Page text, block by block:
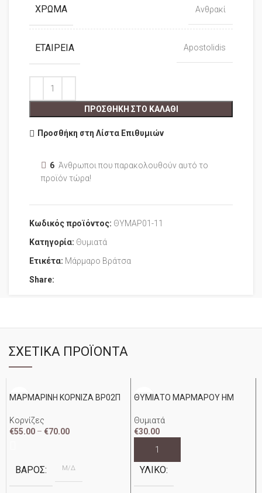
ΧΡΏΜΑ Ανθρακί
ΕΤΑΙΡΕΊΑ Apostolidis
ΠΡΟΣΘΉΚΗ ΣΤΟ ΚΑΛΆΘΙ
Προσθήκη στη Λίστα Επιθυμιών
6 Άνθρωποι που παρακολουθούν αυτό το
προϊόν τώρα!
Κωδικός προϊόντος: ΘΥΜΑΡ01-11
Κατηγορία: Θυμιατά
Ετικέτα: Μάρμαρο Βράτσα
Share:
ΣΧΕΤΙΚΆ ΠΡΟΪΌΝΤΑ
ΜΑΡΜΑΡΙΝΗ ΚΟΡΝΙΖΑ ΒΡ02Π
Κορνίζες
€55.00 – €70.00
ΒΆΡΟΣ Μ/Δ
ΘΥΜΙΑΤΟ ΜΑΡΜΑΡΟΥ ΗΜ
Θυμιατά
€30.00
ΥΛΙΚΌ